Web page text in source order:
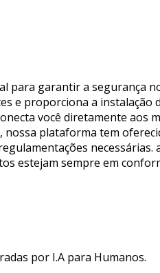
para garantir a segurança
e proporciona a instalação
você diretamente aos
plataforma tem
estejam sempre em
por I.A para Humanos.